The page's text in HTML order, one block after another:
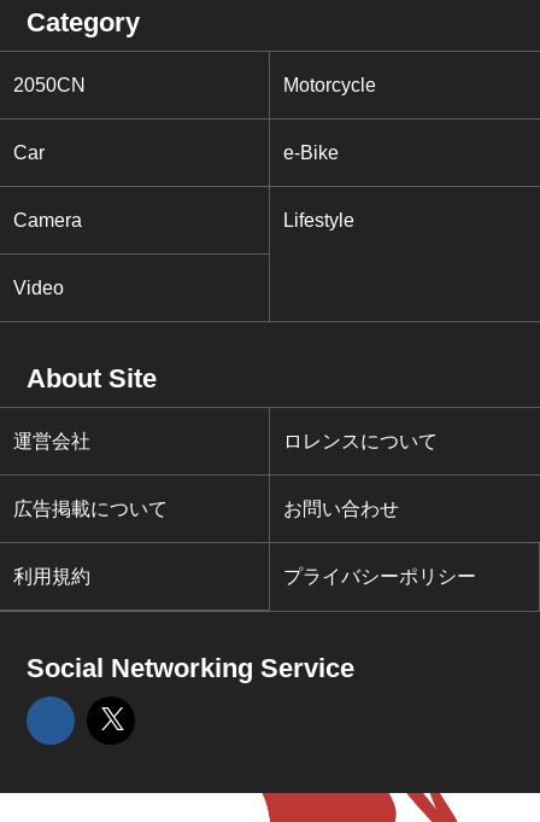
Category
2050CN Motorcycle
Car e-Bike
Camera Lifestyle
Video
About Site
運営会社 ロレンスについて
広告掲載について お問い合わせ
利用規約 プライバシーポリシー
Social Networking Service